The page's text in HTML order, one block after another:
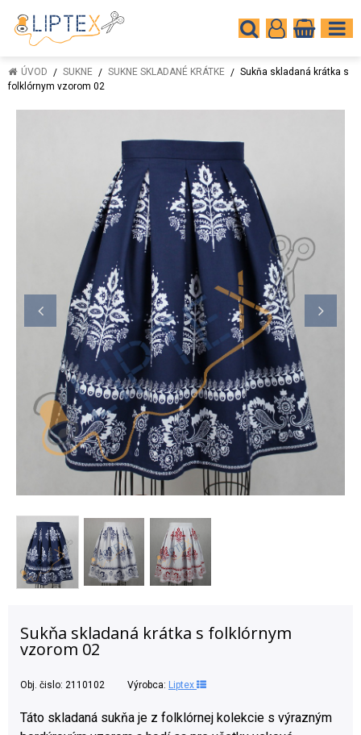
ÚVOD SUKNE SUKNE SKLADANÉ KRÁTKE
Sukňa skladaná krátka s
folklórnym vzorom 02
Sukňa skladaná krátka s folklórnym
vzorom 02
Obj. čislo: 2110102 Výrobca: Liptex
Táto skladaná sukňa je z folklórnej kolekcie s výrazným